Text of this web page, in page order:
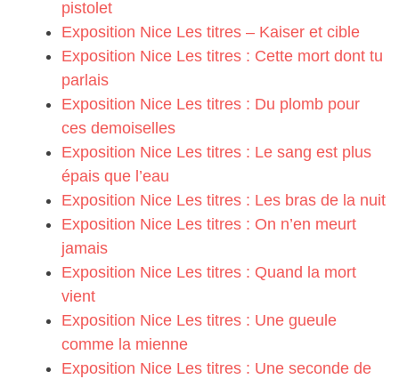
pistolet
Exposition Nice Les titres – Kaiser et cible
Exposition Nice Les titres : Cette mort dont tu
parlais
Exposition Nice Les titres : Du plomb pour
ces demoiselles
Exposition Nice Les titres : Le sang est plus
épais que l’eau
Exposition Nice Les titres : Les bras de la nuit
Exposition Nice Les titres : On n’en meurt
jamais
Exposition Nice Les titres : Quand la mort
vient
Exposition Nice Les titres : Une gueule
comme la mienne
Exposition Nice Les titres : Une seconde de